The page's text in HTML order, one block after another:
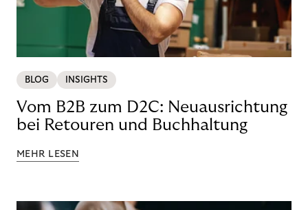
BLOG INSIGHTS
Vom B2B zum D2C: Neuausrichtung
bei Retouren und Buchhaltung
MEHR LESEN